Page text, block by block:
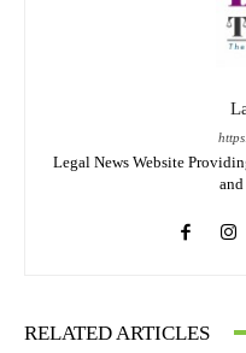
Legal News Website
RELATED ARTICLES